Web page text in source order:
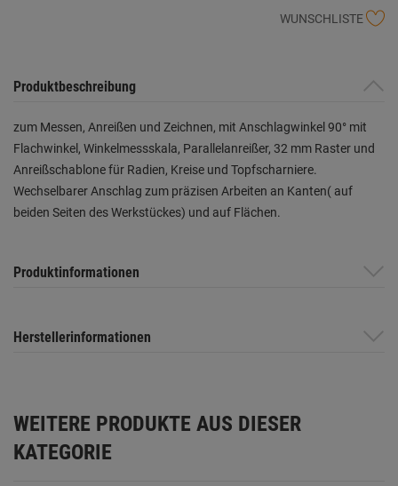
WUNSCHLISTE
Produktbeschreibung
zum Messen, Anreißen und Zeichnen, mit Anschlagwinkel 90° mit
Flachwinkel, Winkelmessskala, Parallelanreißer, 32 mm Raster und
Anreißschablone für Radien, Kreise und Topfscharniere.
Wechselbarer Anschlag zum präzisen Arbeiten an Kanten( auf
beiden Seiten des Werkstückes) und auf Flächen.
Produktinformationen
Herstellerinformationen
WEITERE PRODUKTE AUS DIESER
KATEGORIE